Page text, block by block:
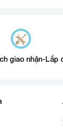
giao nhận-Lắp